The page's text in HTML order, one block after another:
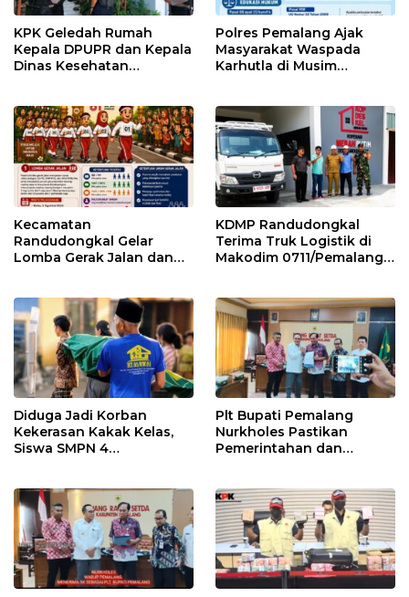
KPK Geledah Rumah
Kepala DPUPR dan Kepala
Dinas Kesehatan
Polres Pemalang Ajak
Masyarakat Waspada
Karhutla di Musim
Kecamatan
Randudongkal Gelar
Lomba Gerak Jalan dan
KDMP Randudongkal
Terima Truk Logistik di
Makodim 0711/Pemalang
Diduga Jadi Korban
Kekerasan Kakak Kelas,
Siswa SMPN 4
Plt Bupati Pemalang
Nurkholes Pastikan
Pemerintahan dan